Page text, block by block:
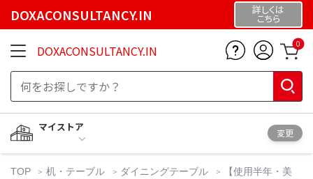
DOXACONSULTANCY.IN 詳しくは
こちら
DOXACONSULTANCY.IN 0
マイストア
変更
TOP 机・テーブル ダイニングテーブル
【使用半年・美